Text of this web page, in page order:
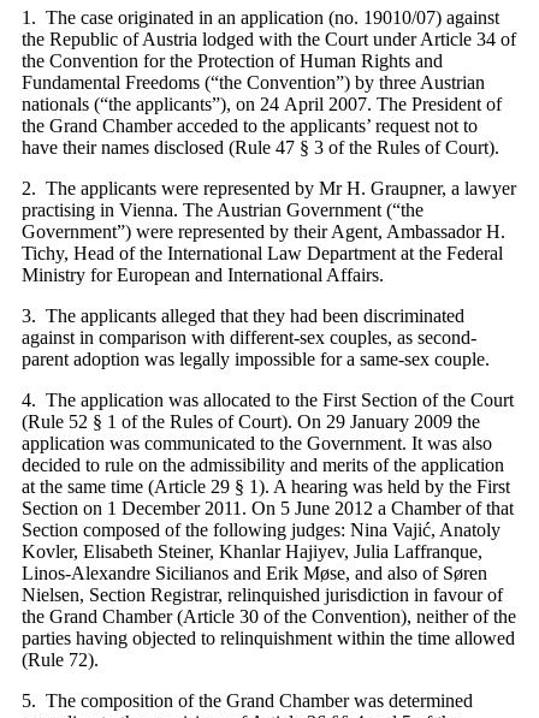
1. The case originated in an application (no. 19010/07) against
the Republic of Austria lodged with the Court under Article 34 of
the Convention for the Protection of Human Rights and
Fundamental Freedoms (“the Convention”) by three Austrian
nationals (“the applicants”), on 24 April 2007. The President of
the Grand Chamber acceded to the applicants’ request not to
have their names disclosed (Rule 47 § 3 of the Rules of Court).
2. The applicants were represented by Mr H. Graupner, a lawyer
practising in Vienna. The Austrian Government (“the
Government”) were represented by their Agent, Ambassador H.
Tichy, Head of the International Law Department at the Federal
Ministry for European and International Affairs.
3. The applicants alleged that they had been discriminated
against in comparison with different-sex couples, as second-
parent adoption was legally impossible for a same-sex couple.
4. The application was allocated to the First Section of the Court
(Rule 52 § 1 of the Rules of Court). On 29 January 2009 the
application was communicated to the Government. It was also
decided to rule on the admissibility and merits of the application
at the same time (Article 29 § 1). A hearing was held by the First
Section on 1 December 2011. On 5 June 2012 a Chamber of that
Section composed of the following judges: Nina Vajić, Anatoly
Kovler, Elisabeth Steiner, Khanlar Hajiyev, Julia Laffranque,
Linos-Alexandre Sicilianos and Erik Møse, and also of Søren
Nielsen, Section Registrar, relinquished jurisdiction in favour of
the Grand Chamber (Article 30 of the Convention), neither of the
parties having objected to relinquishment within the time allowed
(Rule 72).
5. The composition of the Grand Chamber was determined